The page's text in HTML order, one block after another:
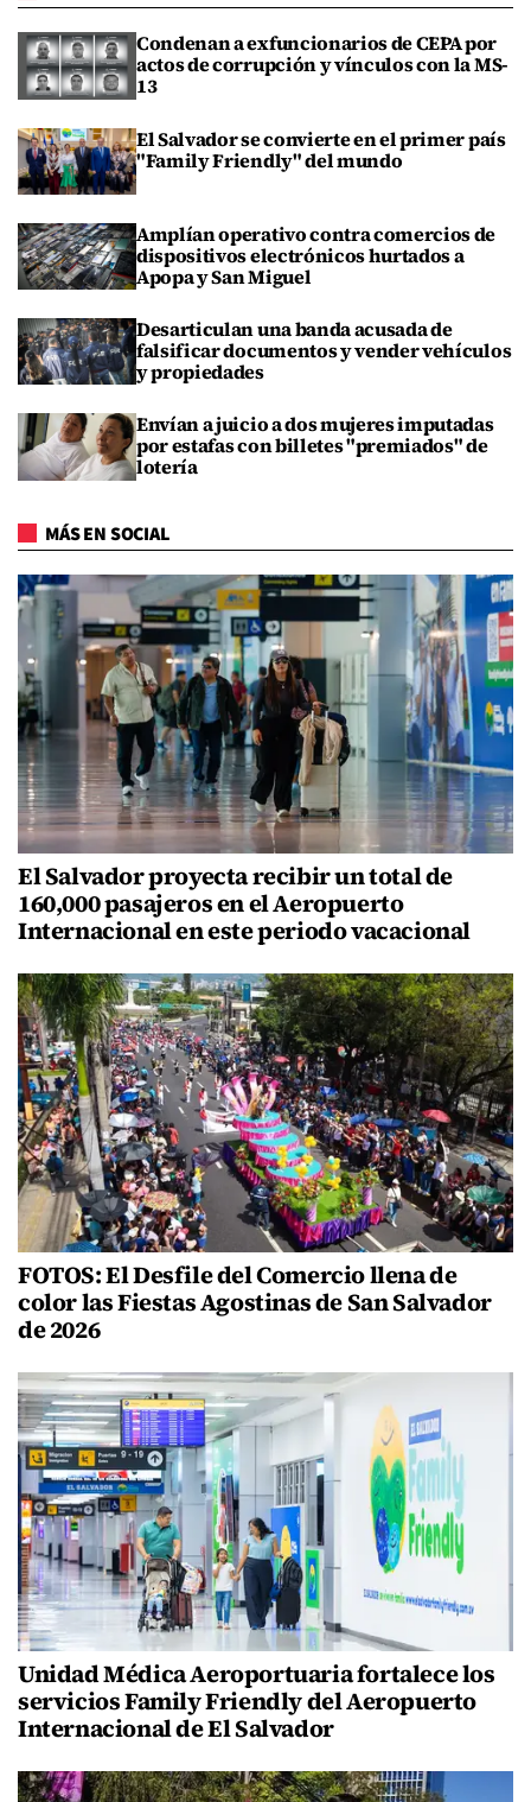
Condenan a exfuncionarios de CEPA por
actos de corrupción y vínculos con la MS-
13
El Salvador se convierte en el primer país
"Family Friendly" del mundo
Amplían operativo contra comercios de
dispositivos electrónicos hurtados a
Apopa y San Miguel
Desarticulan una banda acusada de
falsificar documentos y vender vehículos
y propiedades
Envían a juicio a dos mujeres imputadas
por estafas con billetes "premiados" de
lotería
MÁS EN SOCIAL
El Salvador proyecta recibir un total de
160,000 pasajeros en el Aeropuerto
Internacional en este periodo vacacional
FOTOS: El Desfile del Comercio llena de
color las Fiestas Agostinas de San Salvador
de 2026
Unidad Médica Aeroportuaria fortalece los
servicios Family Friendly del Aeropuerto
Internacional de El Salvador